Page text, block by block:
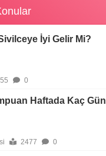
İyi Gelir Mi?
0
Haftada Kaç Gün
2477 0